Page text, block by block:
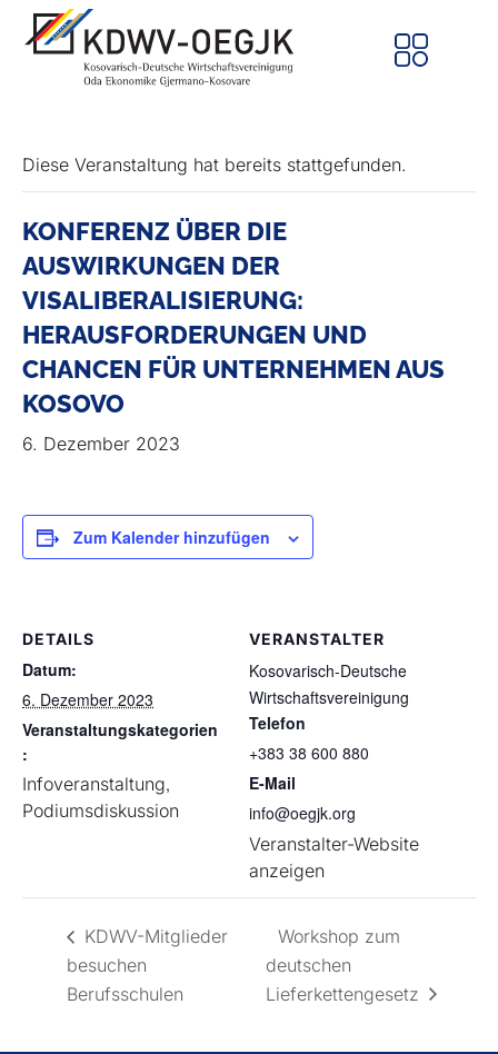
Diese Veranstaltung hat bereits stattgefunden.
KONFERENZ ÜBER DIE
AUSWIRKUNGEN DER
VISALIBERALISIERUNG:
HERAUSFORDERUNGEN UND
CHANCEN FÜR UNTERNEHMEN AUS
KOSOVO
6. Dezember 2023
Zum Kalender hinzufügen
DETAILS
Datum:
6. Dezember 2023
Veranstaltungskategorien
:
Infoveranstaltung,
Podiumsdiskussion
VERANSTALTER
Kosovarisch-Deutsche
Wirtschaftsvereinigung
Telefon
+383 38 600 880
E-Mail
info@oegjk.org
Veranstalter-Website
anzeigen
KDWV-Mitglieder
besuchen
Berufsschulen
Workshop zum
deutschen
Lieferkettengesetz